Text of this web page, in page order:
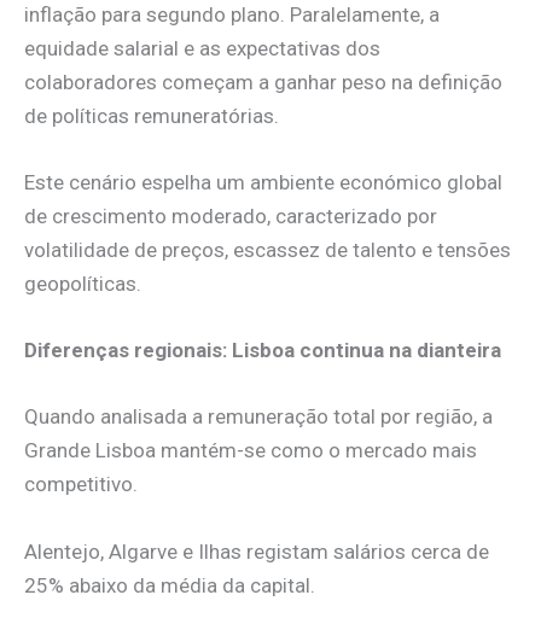
inflação para segundo plano. Paralelamente, a
equidade salarial e as expectativas dos
colaboradores começam a ganhar peso na definição
de políticas remuneratórias.
Este cenário espelha um ambiente económico global
de crescimento moderado, caracterizado por
volatilidade de preços, escassez de talento e tensões
geopolíticas.
Diferenças regionais: Lisboa continua na dianteira
Quando analisada a remuneração total por região, a
Grande Lisboa mantém-se como o mercado mais
competitivo.
Alentejo, Algarve e Ilhas registam salários cerca de
25% abaixo da média da capital.